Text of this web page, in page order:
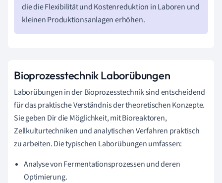
die die Flexibilität und Kostenreduktion in Laboren und
kleinen Produktionsanlagen erhöhen.
Bioprozesstechnik Laborübungen
Laborübungen in der Bioprozesstechnik sind entscheidend
für das praktische Verständnis der theoretischen Konzepte.
Sie geben Dir die Möglichkeit, mit Bioreaktoren,
Zellkulturtechniken und analytischen Verfahren praktisch
zu arbeiten. Die typischen Laborübungen umfassen:
Analyse von Fermentationsprozessen und deren
Optimierung.